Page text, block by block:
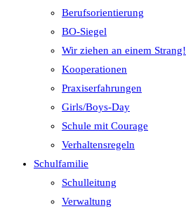
Berufsorientierung
BO-Siegel
Wir ziehen an einem Strang!
Kooperationen
Praxiserfahrungen
Girls/Boys-Day
Schule mit Courage
Verhaltensregeln
Schulfamilie
Schulleitung
Verwaltung